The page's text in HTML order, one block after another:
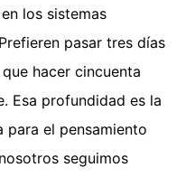
los sistemas
pasar tres días
hacer cincuenta
Esa profundidad es la
para el pensamiento
seguimos